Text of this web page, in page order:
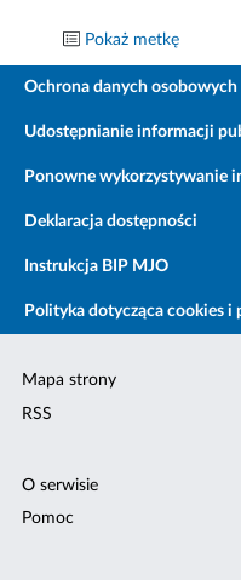
Pokaż metkę
Ochrona danych osobowych
Udostępnianie informacji
Ponowne wykorzystywanie
Deklaracja dostępności
Instrukcja BIP MJO
Polityka dotycząca cookies
Mapa strony
RSS
O serwisie
Pomoc